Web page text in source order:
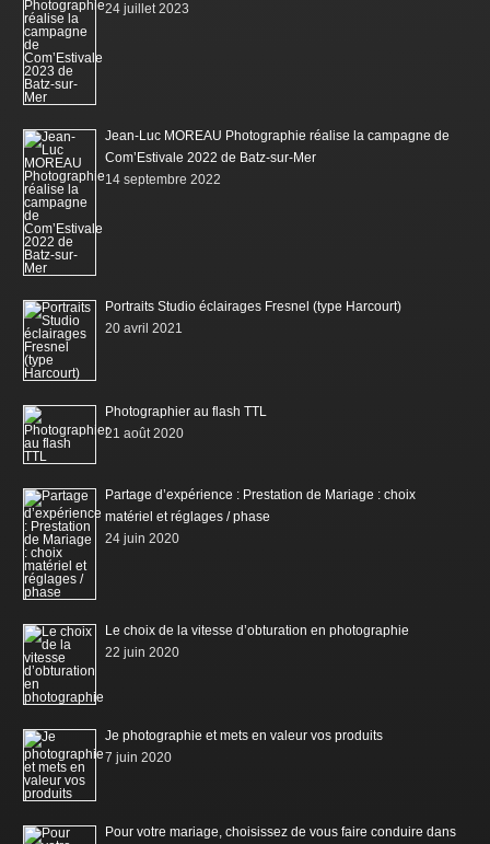
24 juillet 2023
Jean-Luc MOREAU Photographie réalise la campagne de
Com’Estivale 2022 de Batz-sur-Mer
14 septembre 2022
Portraits Studio éclairages Fresnel (type Harcourt)
20 avril 2021
Photographier au flash TTL
21 août 2020
Partage d’expérience : Prestation de Mariage : choix
matériel et réglages / phase
24 juin 2020
Le choix de la vitesse d’obturation en photographie
22 juin 2020
Je photographie et mets en valeur vos produits
7 juin 2020
Pour votre mariage, choisissez de vous faire conduire dans